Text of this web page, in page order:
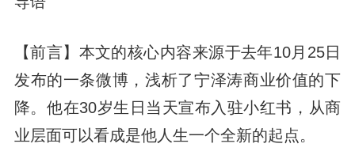
【前言】本文的核心内容来源于去年10月25日
发布的一条微博，浅析了宁泽涛商业价值的下
降。他在30岁生日当天宣布入驻小红书，从商
业层面可以看成是他人生一个全新的起点。